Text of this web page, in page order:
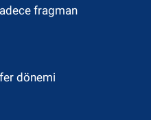
fragman
dönemi